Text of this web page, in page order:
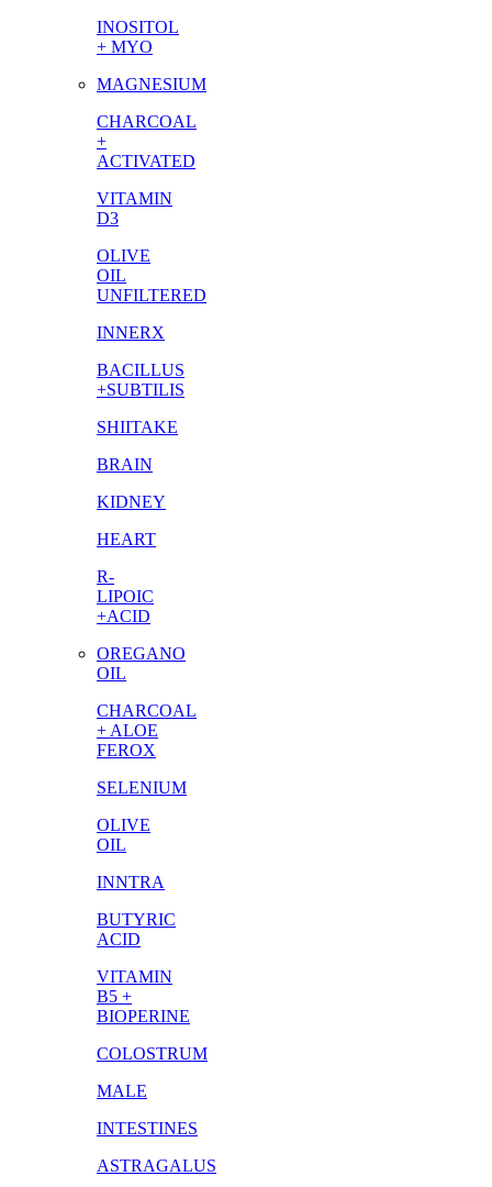
INOSITOL
+ MYO
MAGNESIUM
CHARCOAL
+
ACTIVATED
VITAMIN
D3
OLIVE
OIL
UNFILTERED
INNERX
BACILLUS
+SUBTILIS
SHIITAKE
BRAIN
KIDNEY
HEART
R-
LIPOIC
+ACID
OREGANO
OIL
CHARCOAL
+ ALOE
FEROX
SELENIUM
OLIVE
OIL
INNTRA
BUTYRIC
ACID
VITAMIN
B5 +
BIOPERINE
COLOSTRUM
MALE
INTESTINES
ASTRAGALUS